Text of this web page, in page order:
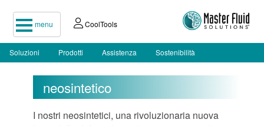
menu CoolTools
Soluzioni Prodotti Assistenza Sostenibilità
neosintetico
I nostri neosintetici, una rivoluzionaria nuova